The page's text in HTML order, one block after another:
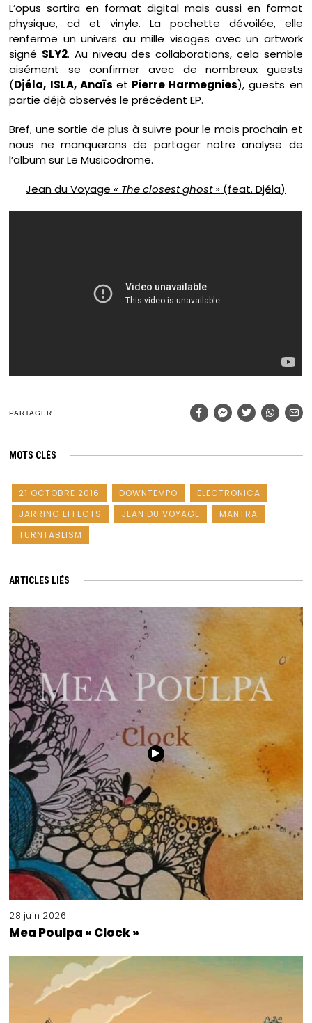
L’opus sortira en format digital mais aussi en format
physique, cd et vinyle. La pochette dévoilée, elle
renferme un univers au mille visages avec un artwork
signé SLY2. Au niveau des collaborations, cela semble
aisément se confirmer avec de nombreux guests
(Djéla, ISLA, Anaïs et Pierre Harmegnies), guests en
partie déjà observés le précédent EP.
Bref, une sortie de plus à suivre pour le mois prochain et
nous ne manquerons de partager notre analyse de
l’album sur Le Musicodrome.
Jean du Voyage« The closest ghost » (feat. Djéla)
PARTAGER
MOTS CLÉS
21 OCTOBRE 2016 DOWNTEMPO
ELECTRONICA
JARRING EFFECTS
JEAN DU VOYAGE
MANTRA
TURNTABLISM
ARTICLES LIÉS
28 juin 2026
Mea Poulpa « Clock »